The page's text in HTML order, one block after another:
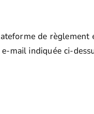
de règlement
mail indiquée ci-